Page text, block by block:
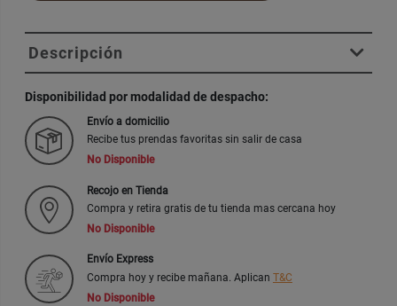
Descripción
Disponibilidad por modalidad de despacho:
Envío a domicilio
Recibe tus prendas favoritas sin salir de casa
No Disponible
Recojo en Tienda
Compra y retira gratis de tu tienda mas cercana hoy
No Disponible
Envío Express
Compra hoy y recibe mañana. Aplican T&C
No Disponible